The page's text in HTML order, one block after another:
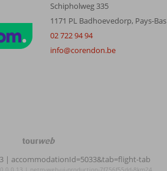
Schipholweg 335
1171 PL Badhoevedorp, Pays-Bas
02 722 94 94
info@corendon.be
TourWeb
NetMatch
| accommodationId=5033&tab=flight-tab
| netm-web-ui-production-7f756f55dd-8km24